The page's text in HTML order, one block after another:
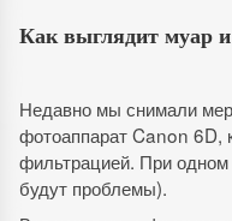
Как выглядит муар
Недавно мы снимали
фотоаппарат Canon 6D,
фильтрацией. При одном
будут проблемы).